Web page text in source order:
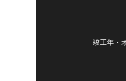
竣工年・